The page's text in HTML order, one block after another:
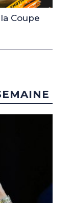
Coupe